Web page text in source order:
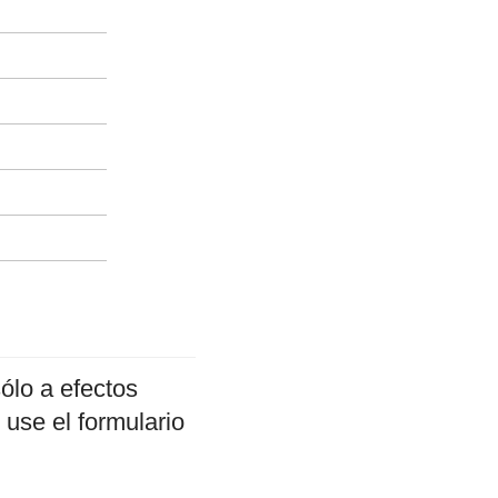
a efectos
el formulario